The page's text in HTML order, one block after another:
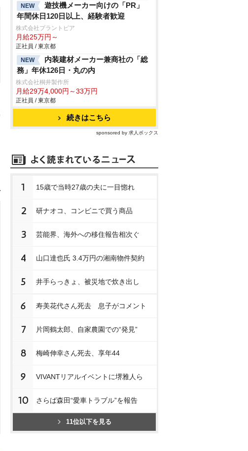
NEW
遊技機メーカー向けの「PR」
年間休日120日以上、経験者歓迎
株式会社プラントピア
月給25万円～
正社員 / 東京都
NEW
内装建材メーカー兼商社の「総
務」年休126日・丸の内
株式会社桐井製作所
月給29万4,000円～33万円
正社員 / 東京都
続きはこちら
sponsored by 求人ボックス
1 15歳で当時27歳の夫に一目惚れ
2 研ナオコ、コンビニで買う商品
3 芸能界、海外への移住報告相次ぐ
4 山口達也氏 3.4万円の湘南物件契約
5 井手らっきょ、被災地で炊き出し
6 寿美花代さん死去 息子がコメント
7 片岡鶴太郎、自家農園での“発見”
8 梅崎伸幸さん死去、享年44
9 VIVANTリアルイベントに堺雅人ら
10 さらば森田“愛車トラブル”を報告
11位以下を見る